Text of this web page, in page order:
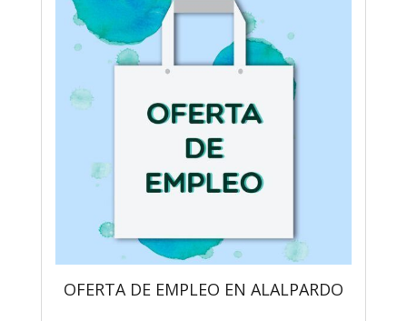
OFERTA DE EMPLEO EN ALALPARDO